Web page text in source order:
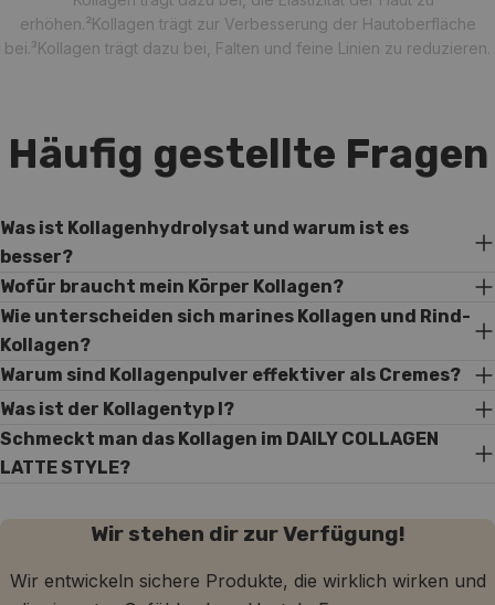
erhöhen.²Kollagen trägt zur Verbesserung der Hautoberfläche
bei.³Kollagen trägt dazu bei, Falten und feine Linien zu reduzieren.
Häufig gestellte Fragen
Was ist Kollagenhydrolysat und warum ist es
besser?
Wofür braucht mein Körper Kollagen?
Wie unterscheiden sich marines Kollagen und Rind-
Kollagen?
Warum sind Kollagenpulver effektiver als Cremes?
Was ist der Kollagentyp I?
Schmeckt man das Kollagen im DAILY COLLAGEN
LATTE STYLE?
Wir stehen dir zur Verfügung!
Wir entwickeln sichere Produkte, die wirklich wirken und